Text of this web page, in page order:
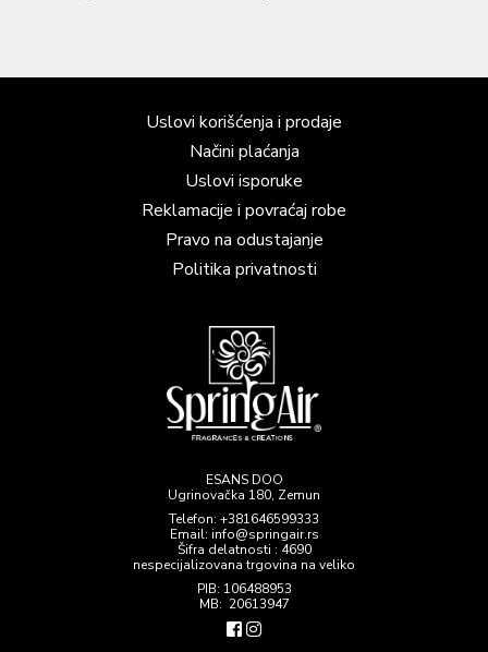
Uslovi korišćenja i prodaje
Načini plaćanja
Uslovi isporuke
Reklamacije i povraćaj robe
Pravo na odustajanje
Politika privatnosti
ESANS DOO
Ugrinovačka 180, Zemun
Telefon: +381646599333
Email: info@springair.rs
Šifra delatnosti : 4690
nespecijalizovana trgovina na veliko
PIB: 106488953
MB: 20613947